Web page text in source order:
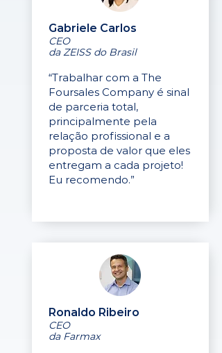
Gabriele Carlos
CEO
da ZEISS do Brasil
“Trabalhar com a The
Foursales Company é sinal
de parceria total,
principalmente pela
relação profissional e a
proposta de valor que eles
entregam a cada projeto!
Eu recomendo.”
Ronaldo Ribeiro
CEO
da Farmax